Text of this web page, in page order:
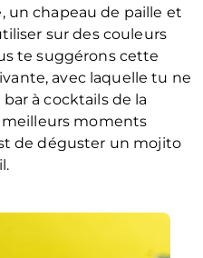
un chapeau de paille et
sur des couleurs
te suggérons cette
avec laquelle tu ne
à cocktails de la
meilleurs moments
de déguster un mojito